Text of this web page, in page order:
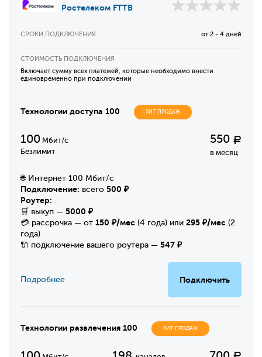
Ростелеком FTTB
СРОКИ ПОДКЛЮЧЕНИЯ от 2 - 4 дней
СТОИМОСТЬ ПОДКЛЮЧЕНИЯ
Включает сумму всех платежей, которые необходимо внести
единовременно при подключении
Технологии доступа 100 ХИТ ПРОДАЖ
100 Мбит/с
Безлимит
550 Р
в месяц
🌐 Интернет 100 Мбит/с
Подключение: всего 500 ₽
Роутер:
🛒 выкуп — 5000 ₽
💳 рассрочка — от 150 ₽/мес (4 года) или 295 ₽/мес (2
года)
🔌 подключение вашего роутера — 547 ₽
Подключить
Подробнее
Технологии развлечения 100 ХИТ ПРОДАЖ